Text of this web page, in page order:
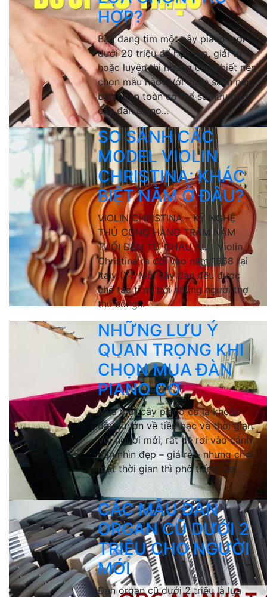
HỢP?
Bạn đang tìm một cây piano mới
dưới 20 triệu để học tập, giải trí
hoặc luyện thi nhưng chưa biết nên
chọn mẫu nào? Với ngân sách này,
bạn hoàn toàn có thể sở hữu một
cây đàn piano...
SO SÁNH CÁC
MODEL VIOLIN
CHRISTINA: KHÁC
BIỆT NẰM Ở ĐÂU?
VIOLIN CHRISTINA – KỸ NGHỆ
THỦ CÔNG HÀNG TRĂM NĂM
TUỔI ĐẾN TỪ CHÂU ÂU Violin
Christina ra đời vào năm 1868 tại
Italy (Ý). Mỗi cây đàn đều được
chế tác tỉ mỉ bởi những người thợ
thủ công...
NHỮNG LƯU Ý
QUAN TRỌNG KHI
CHỌN MUA ĐÀN
PIANO CƠ
Mua một cây piano cơ là khoản
đầu tư lớn về tiền bạc và thời gian.
Với người mới, rất dễ rơi vào cảnh:
đàn nhìn đẹp – giá rẻ – nhưng chơi
một thời gian thì phô tiếng, kẹt...
CÁC MẪU ĐÀN
ORGAN CŨ DƯỚI 2
TRIỆU CHO NGƯỜI
MỚI
Đàn organ cũ dưới 2 triệu là lựa